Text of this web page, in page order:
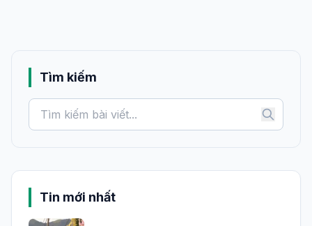
Tìm kiếm
Tin mới nhất